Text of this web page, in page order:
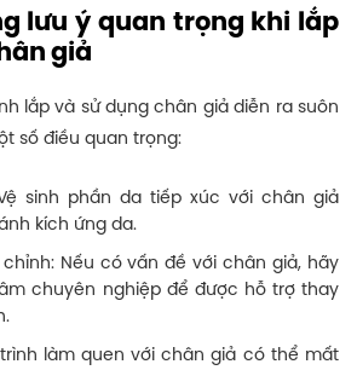
lưu ý quan trọng khi lắp
giả
lắp và sử dụng chân giả diễn ra suôn
số điều quan trọng:
sinh phần da tiếp xúc với chân giả
kích ứng da.
Nếu có vấn đề với chân giả, hãy
chuyên nghiệp để được hỗ trợ thay
trình làm quen với chân giả có thể mất